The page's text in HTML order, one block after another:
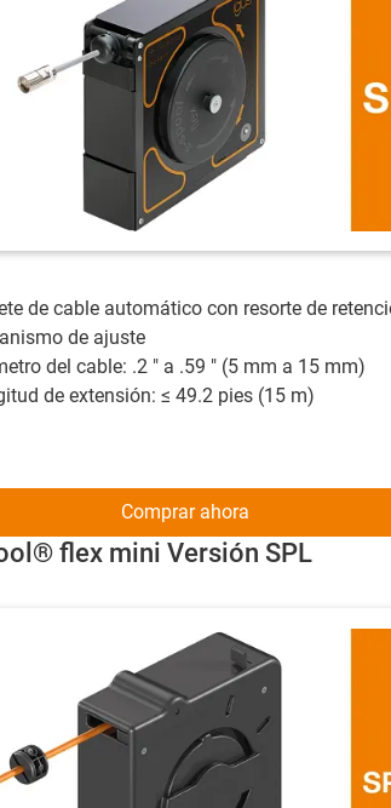
de cable automático con resorte de
de ajuste
del cable: .2 " a .59 " (5 mm a 15 mm)
de extensión: ≤ 49.2 pies (15 m)
flex mini Versión SPL
Comprar ahora